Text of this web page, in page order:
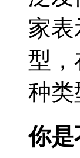
家
型，
种
你是